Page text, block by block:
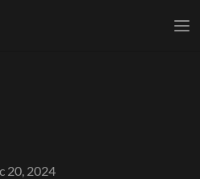
20, 2024